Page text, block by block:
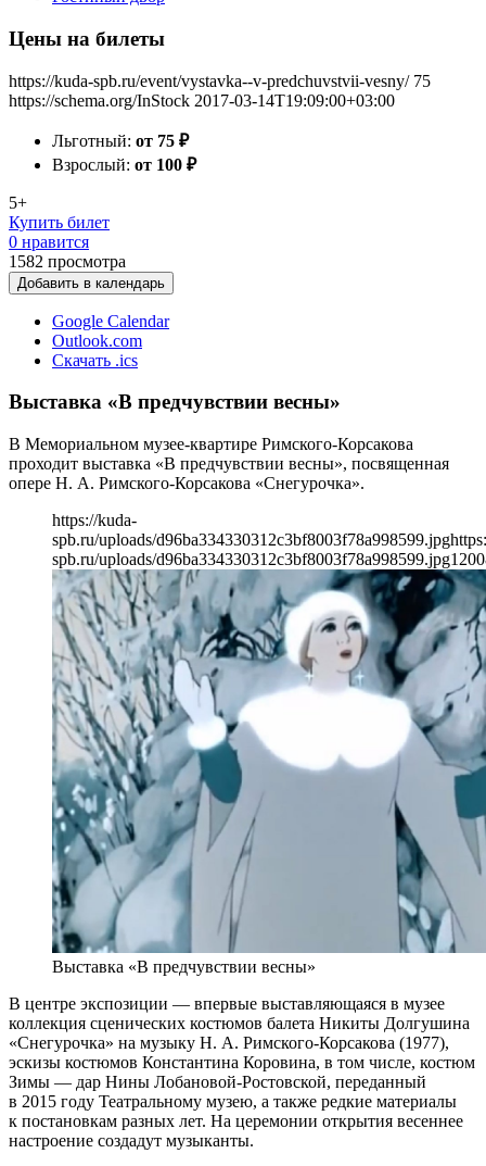
Цены на билеты
https://kuda-spb.ru/event/vystavka--v-predchuvstvii-vesny/ 75
https://schema.org/InStock 2017-03-14T19:09:00+03:00
Льготный: от 75 ₽
Взрослый: от 100 ₽
5+
Купить билет
0 нравится
1582 просмотра
Добавить в календарь
Google Calendar
Outlook.com
Скачать .ics
Выставка «В предчувствии весны»
В Мемориальном музее-квартире Римского-Корсакова
проходит выставка «В предчувствии весны», посвященная
опере Н. А. Римского-Корсакова «Снегурочка».
https://kuda-
spb.ru/uploads/d96ba334330312c3bf8003f78a998599.jpg
spb.ru/uploads/d96ba334330312c3bf8003f78a998599.jpg1200
Выставка «В предчувствии весны»
В центре экспозиции — впервые выставляющаяся в музее
коллекция сценических костюмов балета Никиты Долгушина
«Снегурочка» на музыку Н. А. Римского-Корсакова (1977),
эскизы костюмов Константина Коровина, в том числе, костюм
Зимы — дар Нины Лобановой-Ростовской, переданный
в 2015 году Театральному музею, а также редкие материалы
к постановкам разных лет. На церемонии открытия весеннее
настроение создадут музыканты.